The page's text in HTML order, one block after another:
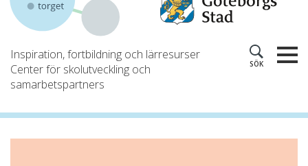
Inspiration, fortbildning och lärresurser
Center för skolutveckling och
samarbetspartners
SÖK